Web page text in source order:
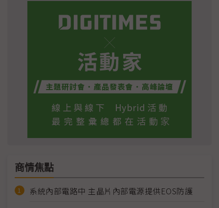
商情焦點
系統內部電路中 主晶片內部電源提供EOS防護